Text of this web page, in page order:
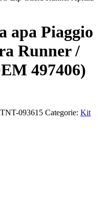
apa Piaggio
Runner /
497406)
TNT-093615 Categorie: Kit